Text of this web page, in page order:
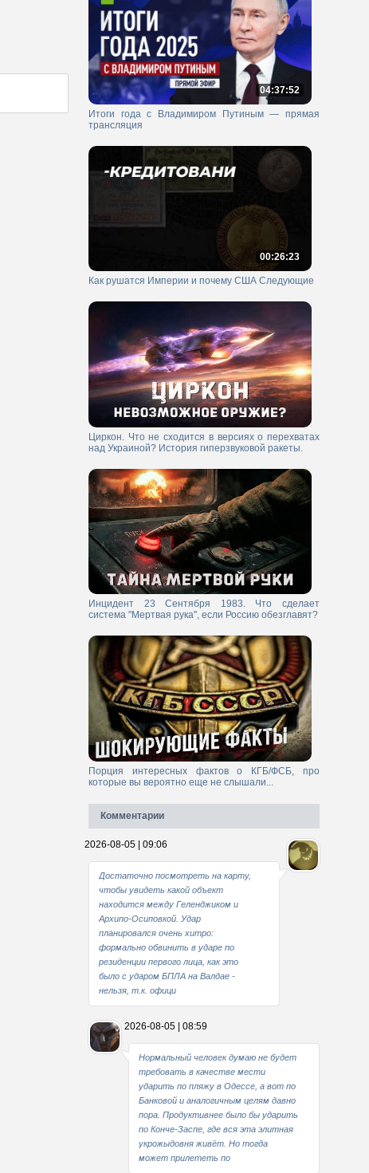
04:37:52
Итоги года с Владимиром Путиным — прямая
трансляция
00:26:23
Как рушатся Империи и почему США Следующие
Циркон. Что не сходится в версиях о перехватах
над Украиной? История гиперзвуковой ракеты.
Инцидент 23 Сентября 1983. Что сделает
система "Мертвая рука", если Россию обезглавят?
Порция интересных фактов о КГБ/ФСБ, про
которые вы вероятно еще не слышали...
Комментарии
2026-08-05 | 09:06
Достаточно посмотреть на карту,
чтобы увидеть какой объект
находится между Геленджиком и
Архипо-Осиповкой. Удар
планировался очень хитро:
формально обвинить в ударе по
резиденции первого лица, как это
было с ударом БПЛА на Валдае -
нельзя, т.к. офици
2026-08-05 | 08:59
Нормальный человек думаю не будет
требовать в качестве мести
ударить по пляжу в Одессе, а вот по
Банковой и аналогичным целям давно
пора. Продуктивнее было бы ударить
по Конче-Заспе, где вся эта элитная
укрожыдовня живёт. Но тогда
может прилететь по